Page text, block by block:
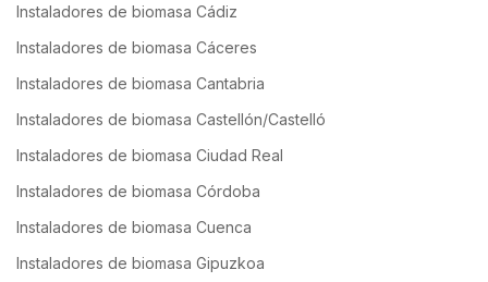
Instaladores de biomasa Cádiz
Instaladores de biomasa Cáceres
Instaladores de biomasa Cantabria
Instaladores de biomasa Castellón/Castelló
Instaladores de biomasa Ciudad Real
Instaladores de biomasa Córdoba
Instaladores de biomasa Cuenca
Instaladores de biomasa Gipuzkoa